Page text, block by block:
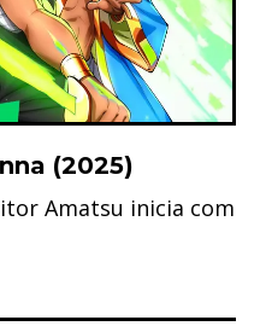
(2025)
Amatsu inicia com